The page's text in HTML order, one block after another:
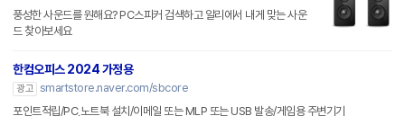
풍성한 사운드를 원해요? PC스피커 검색하고 알리에서 내게 맞는 사운
드 찾아보세요
한컴오피스 2024 가정용
광고 smartstore.naver.com/sbcore
포인트적립/PC,노트북 설치/이메일 또는 MLP 또는 USB 발송/게임용 주변기기